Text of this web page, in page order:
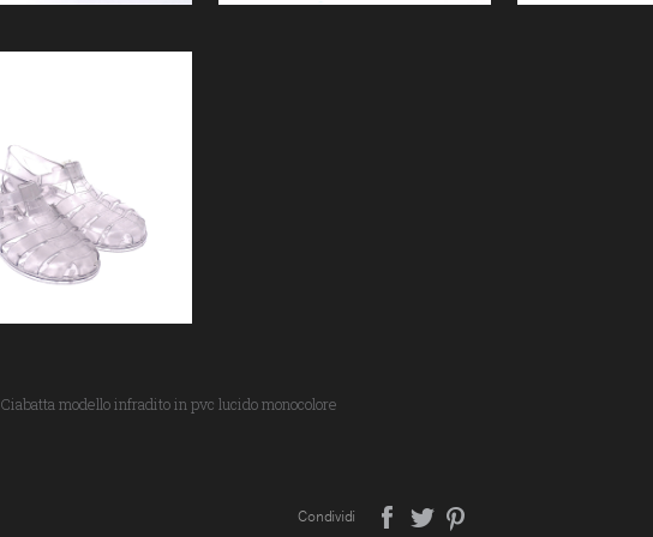
Ciabatta modello infradito in pvc lucido monocolore
Condividi